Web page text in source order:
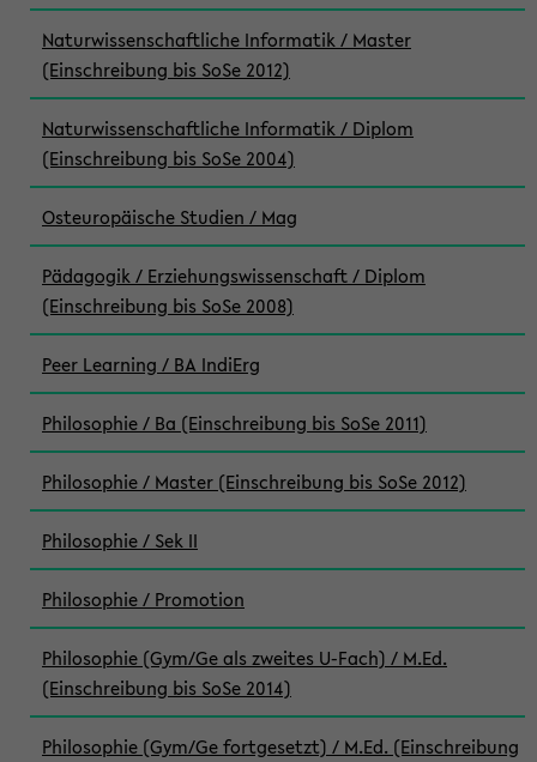
Naturwissenschaftliche Informatik / Master
(Einschreibung bis SoSe 2012)
Naturwissenschaftliche Informatik / Diplom
(Einschreibung bis SoSe 2004)
Osteuropäische Studien / Mag
Pädagogik / Erziehungswissenschaft / Diplom
(Einschreibung bis SoSe 2008)
Peer Learning / BA IndiErg
Philosophie / Ba (Einschreibung bis SoSe 2011)
Philosophie / Master (Einschreibung bis SoSe 2012)
Philosophie / Sek II
Philosophie / Promotion
Philosophie (Gym/Ge als zweites U-Fach) / M.Ed.
(Einschreibung bis SoSe 2014)
Philosophie (Gym/Ge fortgesetzt) / M.Ed. (Einschreibung